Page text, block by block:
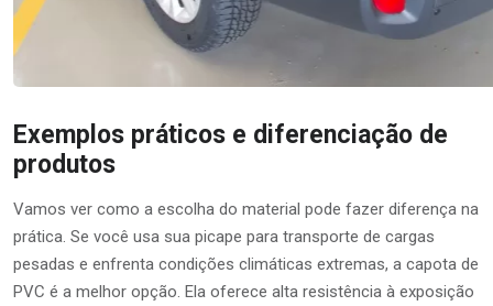
Exemplos práticos e diferenciação de
produtos
Vamos ver como a escolha do material pode fazer diferença na
prática. Se você usa sua picape para transporte de cargas
pesadas e enfrenta condições climáticas extremas, a capota de
PVC é a melhor opção. Ela oferece alta resistência à exposição